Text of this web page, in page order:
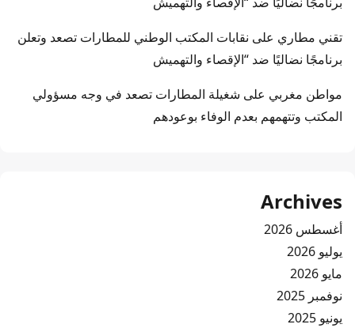
تقني مطاري على نقابات المكتب الوطني للمطارات تصعد وتعلن
برنامجًا نضاليًا ضد “الإقصاء والتهميش
مواطن مغربي على شغيلة المطارات تصعد في وجه مسؤولي
المكتب وتتهمهم بعدم الوفاء بوعودهم
Archives
أغسطس 2026
يوليو 2026
مايو 2026
نوفمبر 2025
يونيو 2025